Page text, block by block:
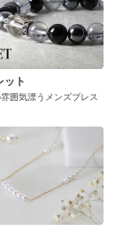
ット
囲気漂うメンズブレス